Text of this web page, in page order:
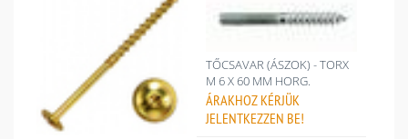
TŐCSAVAR (ÁSZOK) - TORX
M 6 X 60 MM HORG.
ÁRAKHOZ KÉRJÜK
JELENTKEZZEN BE!